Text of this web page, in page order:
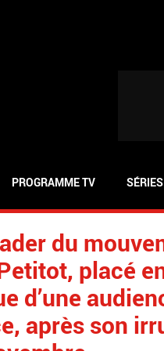
PROGRAMME TV SÉRIES
du
placé
d’une
après son